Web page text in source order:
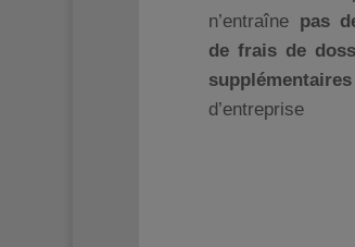
n’entraîne pas
de frais de
supplémentaires
d’entreprise